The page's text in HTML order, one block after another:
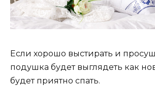
Если хорошо выстирать и
подушка будет выглядеть как
будет приятно спать.